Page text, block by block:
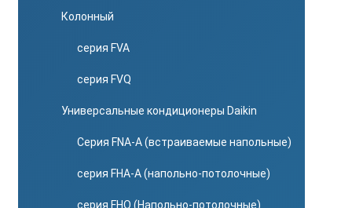
Колонный
серия FVA
серия FVQ
Универсальные кондиционеры Daikin
Серия FNA-A (встраиваемые напольные)
серия FHA-A (напольно-потолочные)
серия FHQ (Напольно-потолочные)